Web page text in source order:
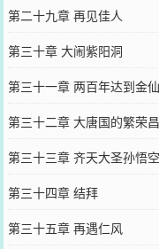
第二十九章 再见佳人
第三十章 大闹紫阳洞
第三十一章 两百年达到金仙
第三十二章 大唐国的繁荣
第三十三章 齐天大圣孙悟空
第三十四章 结拜
第三十五章 再遇仁风